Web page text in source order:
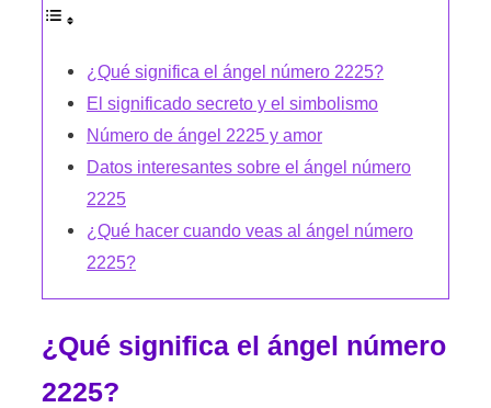
¿Qué significa el ángel número 2225?
El significado secreto y el simbolismo
Número de ángel 2225 y amor
Datos interesantes sobre el ángel número
2225
¿Qué hacer cuando veas al ángel número
2225?
¿Qué significa el ángel número
2225?